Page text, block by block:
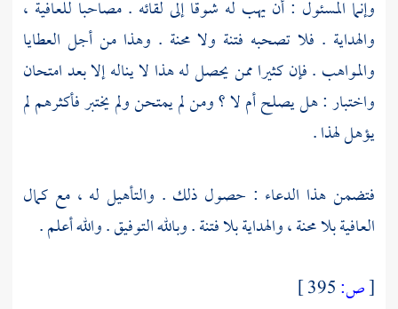
وإنما المسئول : أن يهب له شوقا إلى لقائه . مصاحبا للعافية ،
والهداية . فلا تصحبه فتنة ولا محنة . وهذا من أجل العطايا
والمواهب . فإن كثيرا ممن يحصل له هذا لا يناله إلا بعد امتحان
واختبار : هل يصلح أم لا ؟ ومن لم يمتحن ولم يختبر فأكثرهم لم
يؤهل لهذا .
فتضمن هذا الدعاء : حصول ذلك . والتأهيل له ، مع كمال
العافية بلا محنة ، والهداية بلا فتنة . وبالله التوفيق . والله أعلم .
[ص: